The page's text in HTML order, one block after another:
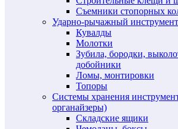
Съемники стопорных
Ударно-рычажный инструмент
Кувалды
Молотки
Зубила, бородки,
добойники
Ломы, монтировки
Топоры
Системы хранения
органайзеры)
Складские ящики